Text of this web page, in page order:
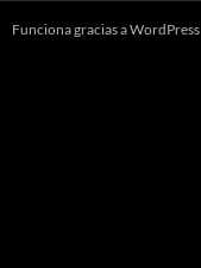
Funciona gracias a WordPress